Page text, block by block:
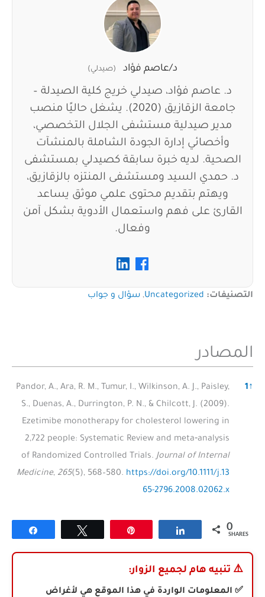
د/عاصم فؤاد (صيدلي)
د. عاصم فؤاد، صيدلي خريج كلية الصيدلة –
جامعة الزقازيق (2020). يشغل حاليًا منصب
مدير صيدلية مستشفى الجلال التخصصي،
وأخصائي إدارة الجودة الشاملة بالمنشآت
الصحية. لديه خبرة سابقة كصيدلي بمستشفى
د. حمدي السيد ومستشفى المنتزه بالزقازيق،
ويهتم بتقديم محتوى علمي موثق يساعد
القارئ على فهم واستعمال الأدوية بشكل آمن
وفعال.
التصنيفات: Uncategorized
, سؤال و جواب
المصادر
↑
1
Pandor, A., Ara, R. M., Tumur, I., Wilkinson, A. J., Paisley,
S., Duenas, A., Durrington, P. N., & Chilcott, J. (2009).
Ezetimibe monotherapy for cholesterol lowering in
2,722 people: Systematic Review and meta‐analysis
of Randomized Controlled Trials.Journal of Internal
Medicine, 265(5), 568–580. https://doi.org/10.1111/j.13
65-2796.2008.02062.x
Share 0
SHARES
⚠️ تنبيه هام لجميع الزوار:
✅ المعلومات الواردة في هذا الموقع هي لأغراض